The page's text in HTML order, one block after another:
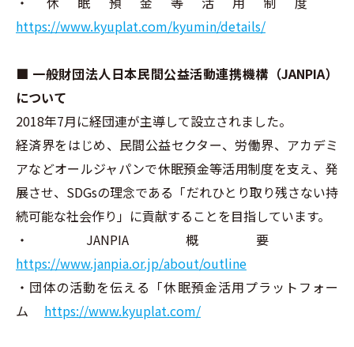
https://www.kyuplat.com/kyumin/details/
■ 一般財団法人日本民間公益活動連携機構（JANPIA）
について
2018年7月に経団連が主導して設立されました。
経済界をはじめ、民間公益セクター、労働界、アカデミ
アなどオールジャパンで休眠預金等活用制度を支え、発
展させ、SDGsの理念である「だれひとり取り残さない持
続可能な社会作り」に貢献することを目指しています。
・JANPIA概要
https://www.janpia.or.jp/about/outline
・団体の活動を伝える「休眠預金活用プラットフォー
ム https://www.kyuplat.com/